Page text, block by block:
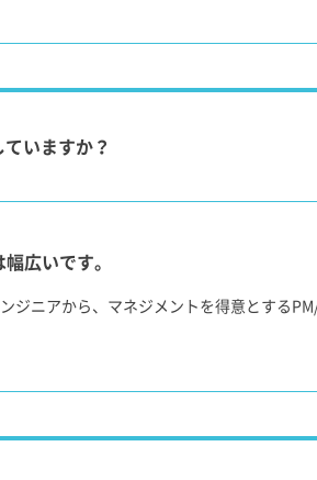
いますか？
広いです。
ジニアから、マネジメントを得意とする